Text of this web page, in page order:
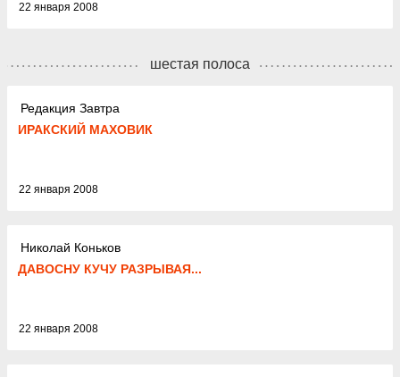
22 января 2008
шестая полоса
Редакция Завтра
ИРАКСКИЙ МАХОВИК
22 января 2008
Николай Коньков
ДАВОСНУ КУЧУ РАЗРЫВАЯ...
22 января 2008